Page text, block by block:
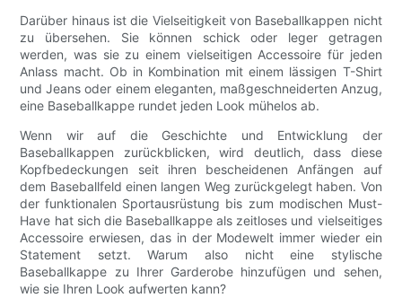
Darüber hinaus ist die Vielseitigkeit von Baseballkappen nicht
zu übersehen. Sie können schick oder leger getragen
werden, was sie zu einem vielseitigen Accessoire für jeden
Anlass macht. Ob in Kombination mit einem lässigen T-Shirt
und Jeans oder einem eleganten, maßgeschneiderten Anzug,
eine Baseballkappe rundet jeden Look mühelos ab.
Wenn wir auf die Geschichte und Entwicklung der
Baseballkappen zurückblicken, wird deutlich, dass diese
Kopfbedeckungen seit ihren bescheidenen Anfängen auf
dem Baseballfeld einen langen Weg zurückgelegt haben. Von
der funktionalen Sportausrüstung bis zum modischen Must-
Have hat sich die Baseballkappe als zeitloses und vielseitiges
Accessoire erwiesen, das in der Modewelt immer wieder ein
Statement setzt. Warum also nicht eine stylische
Baseballkappe zu Ihrer Garderobe hinzufügen und sehen,
wie sie Ihren Look aufwerten kann?